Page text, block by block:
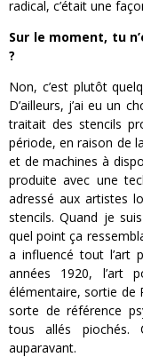
radical, c’était une
Sur le moment, tu
?
Non, c’est plutôt
D’ailleurs, j’ai eu un
traitait des stencils
période, en raison de
et de machines à
produite avec une
adressé aux artistes
stencils. Quand je
quel point ça
a influencé tout l’art
années 1920, l’art
élémentaire, sortie de
sorte de référence
tous allés piochés.
auparavant.